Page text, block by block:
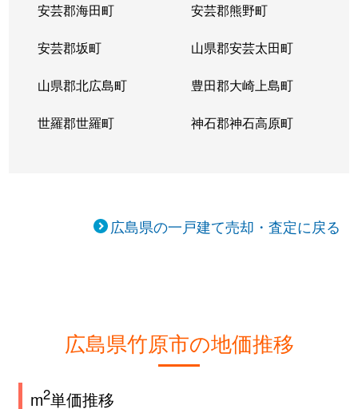
安芸郡海田町 安芸郡熊野町
安芸郡坂町 山県郡安芸太田町
山県郡北広島町 豊田郡大崎上島町
世羅郡世羅町 神石郡神石高原町
広島県の一戸建て売却・査定に戻る
広島県竹原市の地価推移
m2単価推移